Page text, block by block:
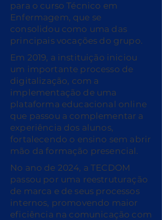
para o curso Técnico em
Enfermagem, que se
consolidou como uma das
principais vocações do grupo.
Em 2019, a instituição iniciou
um importante processo de
digitalização, com a
implementação de uma
plataforma educacional online
que passou a complementar a
experiência dos alunos,
fortalecendo o ensino sem abrir
mão da formação presencial.
No ano de 2024, a TECDOM
passou por uma reestruturação
de marca e de seus processos
internos, promovendo maior
eficiência na comunicação com